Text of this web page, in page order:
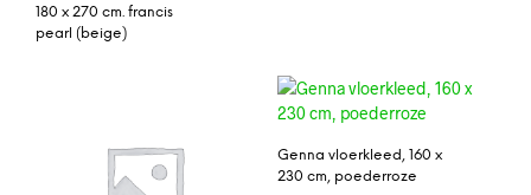
180 x 270 cm. francis
pearl (beige)
Genna vloerkleed, 160 x
230 cm, poederroze